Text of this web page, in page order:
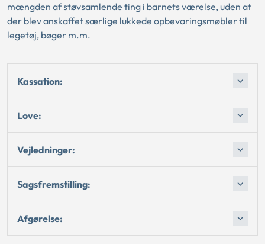
mængden af støvsamlende ting i barnets værelse, uden at
der blev anskaffet særlige lukkede opbevaringsmøbler til
legetøj, bøger m.m.
Kassation:
Love:
Vejledninger:
Sagsfremstilling:
Afgørelse: